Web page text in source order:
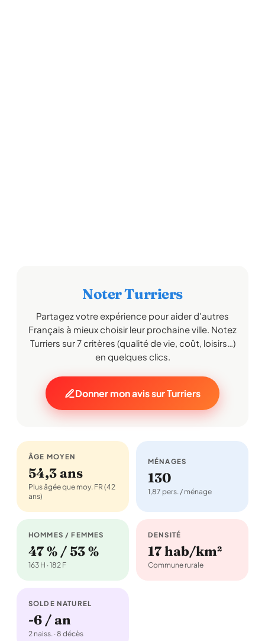
Noter Turriers
Partagez votre expérience pour aider d'autres
Français à mieux choisir leur prochaine ville. Notez
Turriers sur 7 critères (qualité de vie, coût, loisirs…)
en quelques clics.
Donner mon avis sur Turriers
ÂGE MOYEN
54,3 ans
Plus âgée que moy. FR (42
ans)
MÉNAGES
130
1,87 pers. / ménage
HOMMES / FEMMES
47 % / 53 %
163 H · 182 F
DENSITÉ
17 hab/km²
Commune rurale
SOLDE NATUREL
-6 / an
2 naiss. · 8 décès